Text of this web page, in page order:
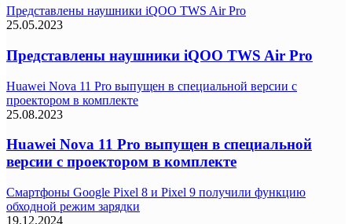
Представлены наушники iQOO TWS Air Pro
25.05.2023
Представлены наушники iQOO TWS Air Pro
Huawei Nova 11 Pro выпущен в специальной версии с
проектором в комплекте
25.08.2023
Huawei Nova 11 Pro выпущен в специальной
версии с проектором в комплекте
Смартфоны Google Pixel 8 и Pixel 9 получили функцию
обходной режим зарядки
19.12.2024